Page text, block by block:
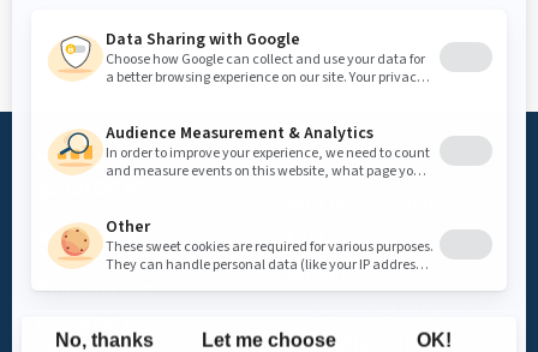
Qu’est-ce
Accès DEA
Téléchargez
Fondation
Histoire
Mission
– Soutien à la